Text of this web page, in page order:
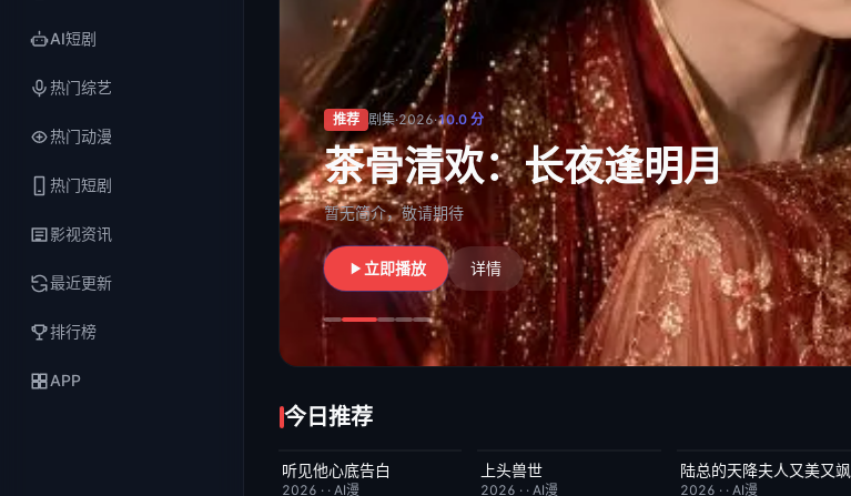
AI短剧
热门综艺
热门动漫
热门短剧
影视资讯
最近更新
排行榜
APP
推荐 剧集·2026·10.0 分
茶骨清欢：长夜逢明月
暂无简介，敬请期待
立即播放 详情
今日推荐
完结
听见他心底告白
2026 · · AI漫
完结
上头兽世
2026 · ·AI漫
完结 9.0
陆总的天降夫人又美又飒
2026 · · AI漫